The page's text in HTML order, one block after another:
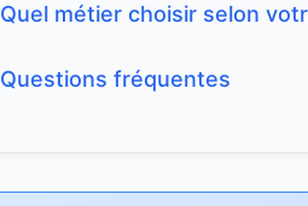
Quel métier choisir selon
Questions fréquentes